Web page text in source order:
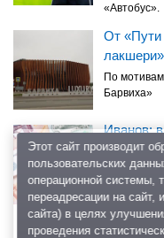
«Автобус».
От «Пути
лакшери»
По
Барвиха»
Иванов:
зарплата
По словам
учителей
Этот сайт производит
пользовательских
операционной системы,
переадресации на сайт,
сайта) в целях
проведения